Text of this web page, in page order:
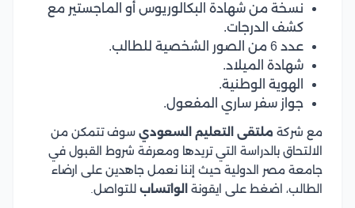
نسخة من شهادة البكالوريوس أو الماجستير مع
كشف الدرجات.
عدد 6 من الصور الشخصية للطالب.
شهادة الميلاد.
الهوية الوطنية.
جواز سفر ساري المفعول.
مع شركة ملتقى التعليم السعودي سوف تتمكن من
الالتحاق بالدراسة التي تريدها ومعرفة شروط القبول في
جامعة مصر الدولية حيث إننا نعمل جاهدين على ارضاء
الطالب، اضغط على ايقونة
الواتساب للتواصل.